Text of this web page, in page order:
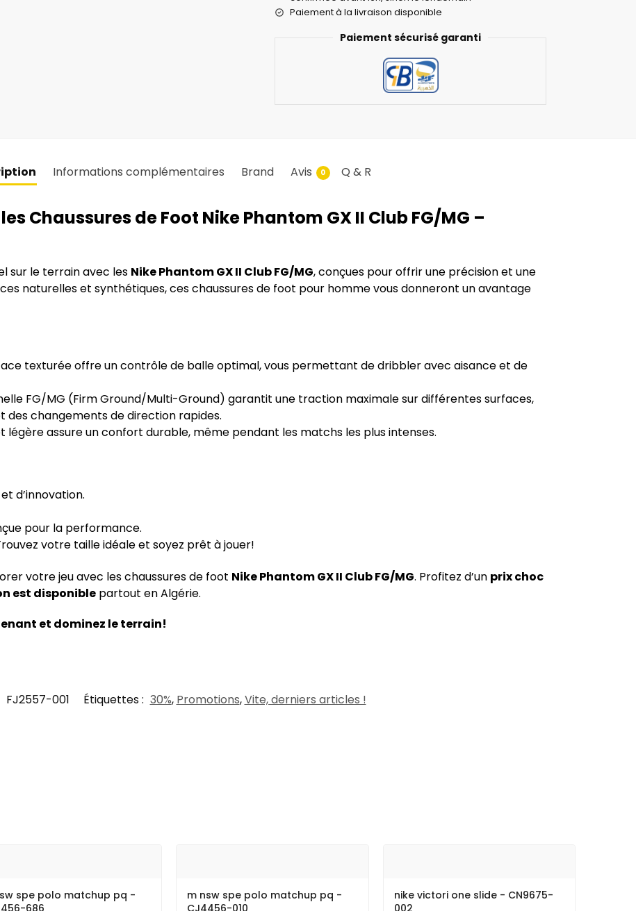
Paiement à la livraison disponible
Paiement sécurisé garanti
Informations complémentaires Brand Avis 0 Q & R
Chaussures de Foot Nike Phantom GX II Club FG/MG –
sur le terrain avec les Nike Phantom GX II Club FG/MG, conçues pour offrir une précision et une
naturelles et synthétiques, ces chaussures de foot pour homme vous donneront un avantage
texturée offre un contrôle de balle optimal, vous permettant de dribbler avec aisance et de
FG/MG (Firm Ground/Multi-Ground) garantit une traction maximale sur différentes surfaces,
des changements de direction rapides.
légère assure un confort durable, même pendant les matchs les plus intenses.
d’innovation.
pour la performance.
votre taille idéale et soyez prêt à jouer!
votre jeu avec les chaussures de foot Nike Phantom GX II Club FG/MG. Profitez d’un prix choc
est disponiblepartout en Algérie.
et dominez le terrain!
FJ2557-001 Étiquettes : 30%, Promotions,Vite, derniers articles !
spe polo matchup pq -
m nsw spe polo matchup pq -
nike victori one slide - CN9675-